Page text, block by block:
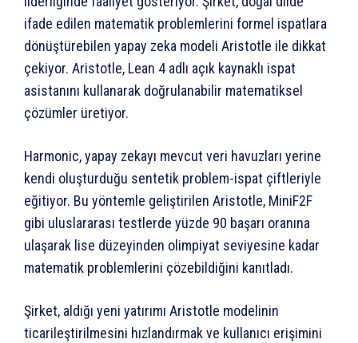
ifade edilen matematik problemlerini formel ispatlara
dönüştürebilen yapay zeka modeli Aristotle ile dikkat
çekiyor. Aristotle, Lean 4 adlı açık kaynaklı ispat
asistanını kullanarak doğrulanabilir matematiksel
çözümler üretiyor.
Harmonic, yapay zekayı mevcut veri havuzları yerine
kendi oluşturduğu sentetik problem-ispat çiftleriyle
eğitiyor. Bu yöntemle geliştirilen Aristotle, MiniF2F
gibi uluslararası testlerde yüzde 90 başarı oranına
ulaşarak lise düzeyinden olimpiyat seviyesine kadar
matematik problemlerini çözebildiğini kanıtladı.
Şirket, aldığı yeni yatırımı Aristotle modelinin
ticarileştirilmesini hızlandırmak ve kullanıcı erişimini